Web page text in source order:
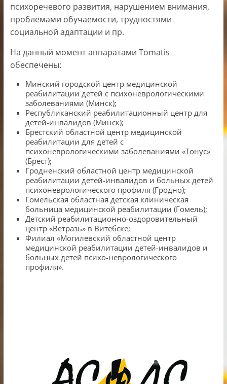
психоречевого развития, нарушением внимания,
проблемами обучаемости, трудностями
социальной адаптации и пр.
На данный момент аппаратами Tomatis
обеспечены:
Минский городской центр медицинской
реабилитации детей с психоневрологическими
заболеваниями (Минск);
Республиканский реабилитационный центр для
детей-инвалидов (Минск);
Брестский областной центр медицинской
реабилитации для детей с
психоневрологическими заболеваниями «Тонус»
(Брест);
Гродненский областной центр медицинской
реабилитации детей-инвалидов и больных детей
психоневрологического профиля (Гродно);
Гомельская областная детская клиническая
больница медицинской реабилитации (Гомель);
Детский реабилитационно-оздоровительный
центр «Ветразь» в Витебске;
Филиал «Могилевский областной центр
медицинской реабилитации детей-инвалидов и
больных детей психо-неврологического
профиля»­­.